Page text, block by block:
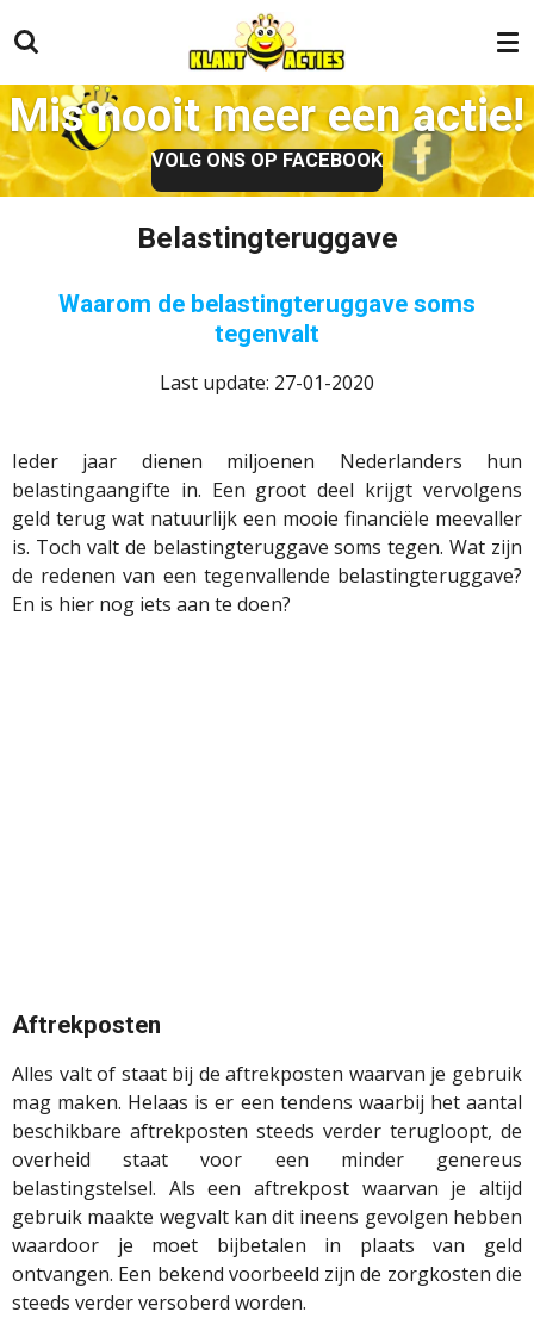
direct
naar
de
hoofdinhoud
Mis nooit meer een actie!
VOLG ONS OP FACEBOOK
Belastingteruggave
Waarom de belastingteruggave soms
tegenvalt
Last update: 27-01-2020
Ieder jaar dienen miljoenen Nederlanders hun
belastingaangifte in. Een groot deel krijgt vervolgens
geld terug wat natuurlijk een mooie financiële meevaller
is. Toch valt de belastingteruggave soms tegen. Wat zijn
de redenen van een tegenvallende belastingteruggave?
En is hier nog iets aan te doen?
Aftrekposten
Alles valt of staat bij de aftrekposten waarvan je gebruik
mag maken. Helaas is er een tendens waarbij het aantal
beschikbare aftrekposten steeds verder terugloopt, de
overheid staat voor een minder genereus
belastingstelsel. Als een aftrekpost waarvan je altijd
gebruik maakte wegvalt kan dit ineens gevolgen hebben
waardoor je moet bijbetalen in plaats van geld
ontvangen. Een bekend voorbeeld zijn de zorgkosten die
steeds verder versoberd worden.